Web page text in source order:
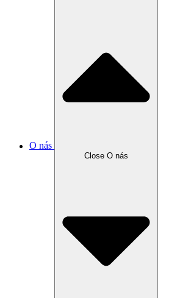
O nás
Close O nás